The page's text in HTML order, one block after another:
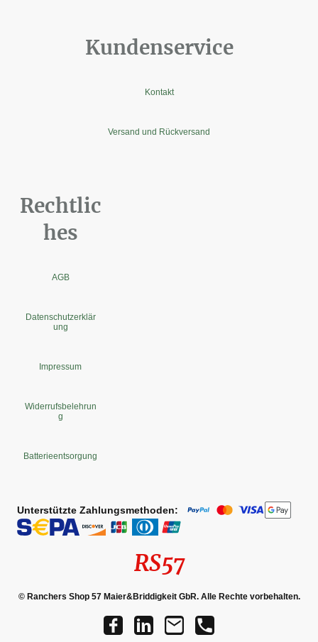
Kundenservice
Kontakt
Versand und Rückversand
Rechtlic
hes
AGB
Datenschutzerklär
ung
Impressum
Widerrufsbelehrun
g
Batterieentsorgung
Unterstützte Zahlungsmethoden:
RS57
© Ranchers Shop 57 Maier&Briddigkeit GbR. Alle Rechte vorbehalten.